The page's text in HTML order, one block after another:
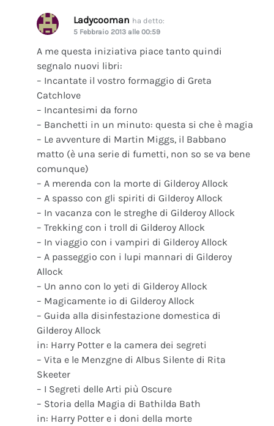
Ladycooman ha detto:
5 Febbraio 2013 alle 00:59
A me questa iniziativa piace tanto quindi
segnalo nuovi libri:
– Incantate il vostro formaggio di Greta
Catchlove
– Incantesimi da forno
– Banchetti in un minuto: questa si che è magia
– Le avventure di Martin Miggs, il Babbano
matto (è una serie di fumetti, non so se va bene
comunque)
– A merenda con la morte di Gilderoy Allock
– A spasso con gli spiriti di Gilderoy Allock
– In vacanza con le streghe di Gilderoy Allock
– Trekking con i troll di Gilderoy Allock
– In viaggio con i vampiri di Gilderoy Allock
– A passeggio con i lupi mannari di Gilderoy
Allock
– Un anno con lo yeti di Gilderoy Allock
– Magicamente io di Gilderoy Allock
– Guida alla disinfestazione domestica di
Gilderoy Allock
in: Harry Potter e la camera dei segreti
– Vita e le Menzgne di Albus Silente di Rita
Skeeter
– I Segreti delle Arti più Oscure
– Storia della Magia di Bathilda Bath
in: Harry Potter e i doni della morte